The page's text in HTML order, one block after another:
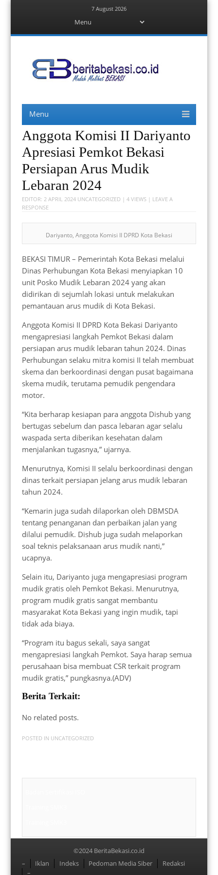
7 August 2026
content
Berita Bekasi
Menu
content
Anggota Komisi II Dariyanto
Apresiasi Pemkot Bekasi
Persiapan Arus Mudik
Lebaran 2024
EDITOR: 2 APRIL 2024 UNCATEGORIZED | 4 VIEWS | LEAVE A
RESPONSE
Dariyanto, Anggota Komisi II DPRD Kota Bekasi
BEKASI TIMUR – Pemerintah Kota Bekasi melalui
Dinas Perhubungan Kota Bekasi menyiapkan 10
unit Posko Mudik Lebaran 2024 yang akan
didirikan di sejumlah lokasi untuk melakukan
pemantauan arus mudik di Kota Bekasi.
Anggota Komisi II DPRD Kota Bekasi Dariyanto
mengapresiasi langkah Pemkot Bekasi dalam
persiapan arus mudik lebaran tahun 2024. Dinas
Perhubungan selaku mitra komisi II telah membuat
skema dan berkoordinasi dengan pusat bagaimana
skema mudik, terutama pemudik pengendara
motor.
“Kita berharap kesiapan para anggota Dishub yang
bertugas sebelum dan pasca lebaran agar selalu
waspada serta diberikan kesehatan dalam
menjalankan tugasnya,” ujarnya.
Menurutnya, Komisi II selalu berkoordinasi dengan
dinas terkait persiapan jelang arus mudik lebaran
tahun 2024.
“Kemarin juga sudah dilaporkan oleh DBMSDA
tentang penanganan dan perbaikan jalan yang
dilalui pemudik. Dishub juga sudah melaporkan
soal teknis pelaksanaan arus mudik nanti,”
ucapnya.
Selain itu, Dariyanto juga mengapresiasi program
mudik gratis oleh Pemkot Bekasi. Menurutnya,
program mudik gratis sangat membantu
masyarakat Kota Bekasi yang ingin mudik, tapi
tidak ada biaya.
“Program itu bagus sekali, saya sangat
mengapresiasi langkah Pemkot. Saya harap semua
perusahaan bisa membuat CSR terkait program
mudik gratis,” pungkasnya.(ADV)
Berita Terkait:
No related posts.
POSTED IN UNCATEGORIZED
©2024 BeritaBekasi.co.id
Menu
– Iklan Indeks Pedoman Media Siber
Redaksi
–